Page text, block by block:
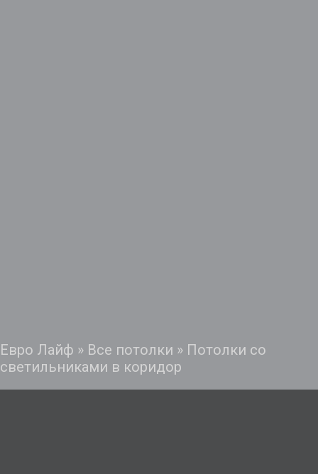
Евро Лайф » Все потолки » Потолки со
светильниками в коридор